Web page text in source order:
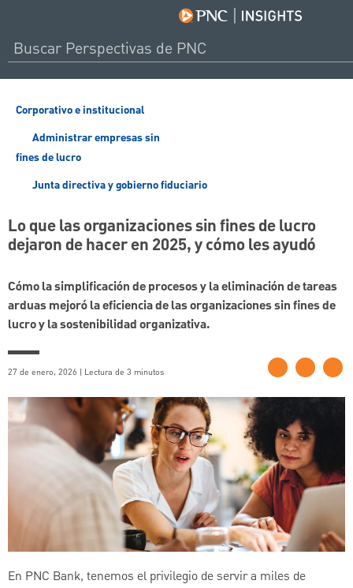
Corporativo e institucional
Administrar empresas sin
fines de lucro
Junta directiva y gobierno fiduciario
Lo que las organizaciones sin fines de lucro
dejaron de hacer en 2025, y cómo les ayudó
Cómo la simplificación de procesos y la eliminación de tareas
arduas mejoró la eficiencia de las organizaciones sin fines de
lucro y la sostenibilidad organizativa.
27 de enero, 2026 | Lectura de 3 minutos
En PNC Bank, tenemos el privilegio de servir a miles de